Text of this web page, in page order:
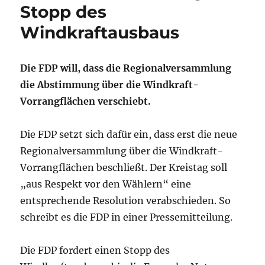
Stopp des
Windkraftausbaus
Die FDP will, dass die Regionalversammlung
die Abstimmung über die Windkraft-
Vorrangflächen verschiebt.
Die FDP setzt sich dafür ein, dass erst die neue
Regionalversammlung über die Windkraft-
Vorrangflächen beschließt. Der Kreistag soll
„aus Respekt vor den Wählern“ eine
entsprechende Resolution verabschieden. So
schreibt es die FDP in einer Pressemitteilung.
Die FDP fordert einen Stopp des